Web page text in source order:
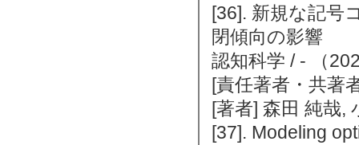
[36]. 新規な記号
閉傾向の影響
認知科学 / - （
[責任著者・共著
[著者] 森田 純哉,
[37]. Modeling